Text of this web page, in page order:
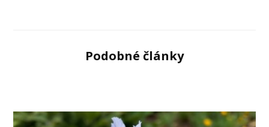
Podobné články